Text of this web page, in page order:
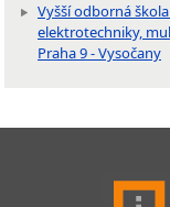
Vyšší odborná
elektrotechniky,
Praha 9 - Vysočany